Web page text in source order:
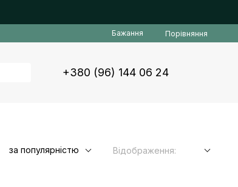
Бажання Порівняння
+380 (96) 144 06 24
за популярністю Відображення: